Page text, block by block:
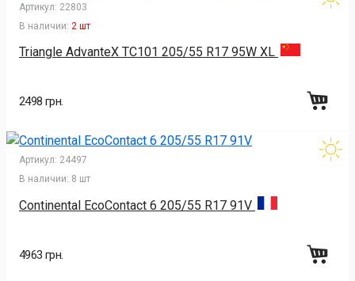
Артикул: 22803
В наличии: 2 шт
Triangle AdvanteX TC101 205/55 R17 95W XL
2498 грн.
Артикул: 24497
В наличии: 8 шт
Continental EcoContact 6 205/55 R17 91V
4963 грн.